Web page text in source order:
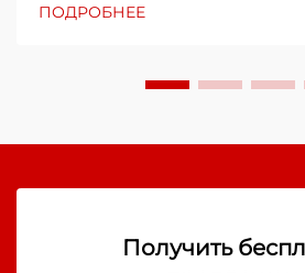
строительные проекты и
проводов, в узлах соединения...
ПОДРОБНЕЕ
Получить